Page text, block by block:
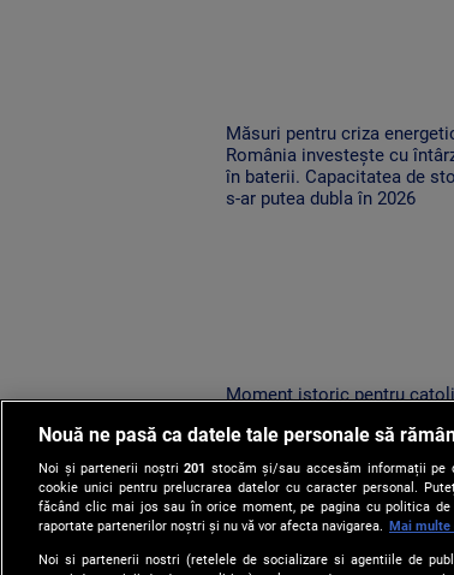
Măsuri pentru criza
România investește cu
în baterii. Capacitatea de
s-ar putea dubla în 2026
Moment istoric pentru
Francisc din Assisi a ajuns
Nouă ne pasă ca datele tale personale să
Noi și partenerii noștri201 stocăm și/sau accesăm informații pe
cookie unici pentru prelucrarea datelor cu caracter personal.
făcând clic mai jos sau în orice moment, pe pagina cu politica
raportate partenerilor noștri și nu vă vor afecta navigarea.
Mai
Noi si partenerii nostri (retelele de socializare si agentiile de